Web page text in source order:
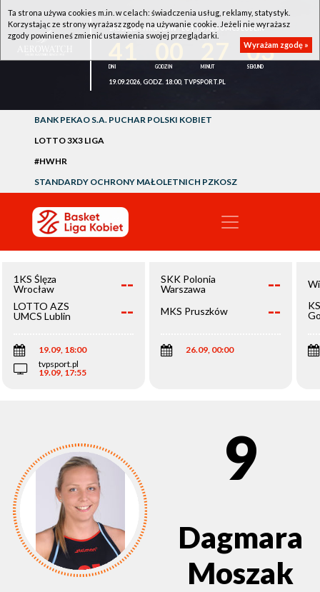
1KS ŚLĘZA WROCŁAW - LOTTO AZS UMCS LUBLIN
03
19.09.2026, GODZ. 18:00, TVPSPORT.PL
BANK PEKAO S.A. PUCHAR POLSKI KOBIET
LOTTO 3X3 LIGA
#HWHR
STANDARDY OCHRONY MAŁOLETNICH PZKOSZ
1KS Ślęza
Wrocław
--
LOTTO AZS
UMCS Lublin
--
19.09, 18:00
tvpsport.pl
19.09, 17:55
SKK Polonia
Warszawa
--
MKS Pruszków --
26.09, 00:00
9
Dagmara
Moszak
Ta strona używa cookies m.in. w celach: świadczenia usług, reklamy, statystyk.
Korzystając ze strony wyrażasz zgodę na używanie cookie. Jeżeli nie wyrażasz
zgody powinieneś zmienić ustawienia swojej przeglądarki.
Wyrażam zgodę »